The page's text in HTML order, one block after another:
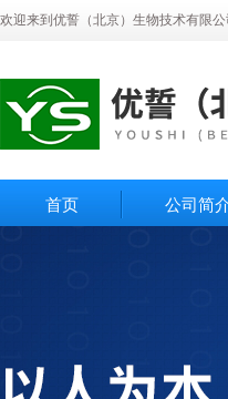
欢迎来到优誓（北京）生物技术有限公
首页 公司简